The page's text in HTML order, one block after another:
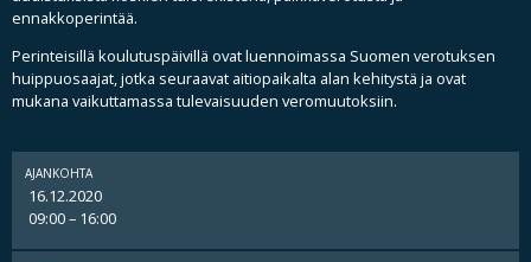
ennakkoperintää.
Perinteisillä koulutuspäivillä ovat luennoimassa Suomen verotuksen
huippuosaajat, jotka seuraavat aitiopaikalta alan kehitystä ja ovat
mukana vaikuttamassa tulevaisuuden veromuutoksiin.
AJANKOHTA
16.12.2020
09:00 – 16:00